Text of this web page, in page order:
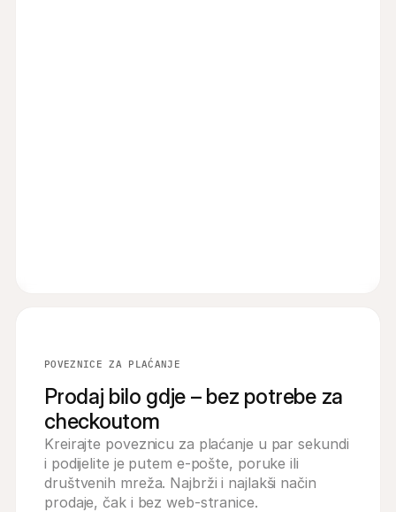
POVEZNICE ZA PLAĆANJE
Prodaj bilo gdje – bez potrebe za
checkoutom
Kreirajte poveznicu za plaćanje u par sekundi
i podijelite je putem e-pošte, poruke ili
društvenih mreža. Najbrži i najlakši način
prodaje, čak i bez web-stranice.